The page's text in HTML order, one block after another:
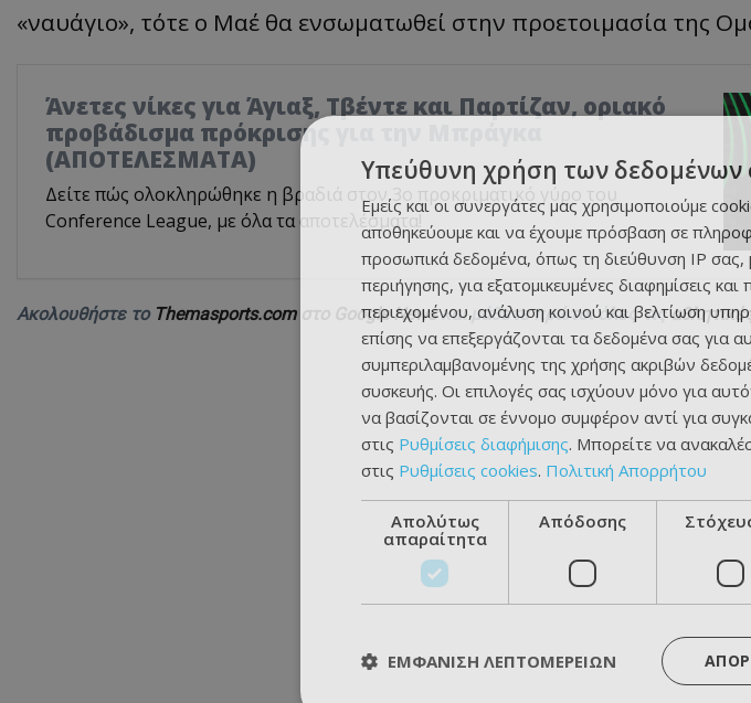
«ναυάγιο», τότε ο Μαέ θα ενσωματωθεί στην προετοιμασία της
Άνετες νίκες για Άγιαξ, Τβέντε και Παρτίζαν, οριακό
προβάδισμα πρόκρισης για την Μπράγκα
(ΑΠΟΤΕΛΕΣΜΑΤΑ)
Δείτε πώς ολοκληρώθηκε η βραδιά στον 3ο προκριματικό γύρο του
Conference League, με όλα τα αποτελέσματα!
Ακολουθήστε το Themasports.com στο Google Newsκαι μάθετε πρώτοι όλες τις
Υπεύθυνη χρήση των δεδομένων
Εμείς και οι συνεργάτες μας χρησιμοποιούμε
αποθηκεύουμε και να έχουμε πρόσβαση σε
προσωπικά δεδομένα, όπως τη διεύθυνση IP σας,
περιήγησης, για εξατομικευμένες διαφημίσεις
περιεχομένου, ανάλυση κοινού και βελτίωση
επίσης να επεξεργάζονται τα δεδομένα σας για
συμπεριλαμβανομένης της χρήσης ακριβών
συσκευής. Οι επιλογές σας ισχύουν μόνο για
να βασίζονται σε έννομο συμφέρον αντί για
στις Ρυθμίσεις διαφήμισης. Μπορείτε να
στις Ρυθμίσεις cookies. Πολιτική Απορρήτου
Απολύτως
απαραίτητα
Απόδοσης
ΕΜΦΆΝΙΣΗ ΛΕΠΤΟΜΕΡΕΙΏΝ